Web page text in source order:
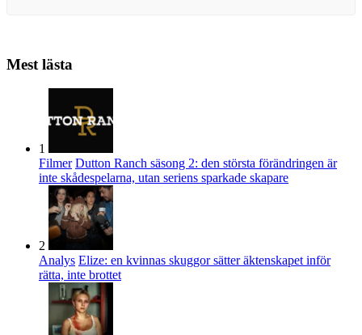
Mest lästa
1
Filmer Dutton Ranch säsong 2: den största förändringen är
inte skådespelarna, utan seriens sparkade skapare
2
Analys Elize: en kvinnas skuggor sätter äktenskapet inför
rätta, inte brottet